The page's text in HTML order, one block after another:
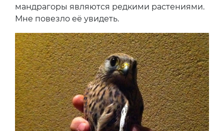
мандрагоры являются редкими растениями.
Мне повезло её увидеть.